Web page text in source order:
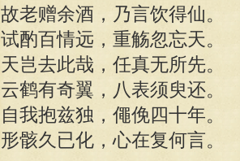
故老赠余酒，乃言饮得仙。
试酌百情远，重觞忽忘天。
天岂去此哉，任真无所先。
云鹤有奇翼，八表须臾还。
自我抱兹独，僶俛四十年。
形骸久已化，心在复何言。